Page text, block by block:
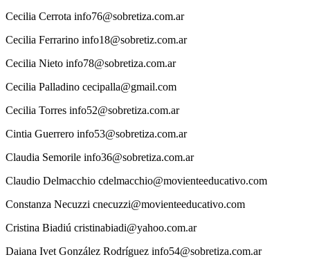
Cecilia Cerrota info76@sobretiza.com.ar
Cecilia Ferrarino info18@sobretiz.com.ar
Cecilia Nieto info78@sobretiza.com.ar
Cecilia Palladino cecipalla@gmail.com
Cecilia Torres info52@sobretiza.com.ar
Cintia Guerrero info53@sobretiza.com.ar
Claudia Semorile info36@sobretiza.com.ar
Claudio Delmacchio cdelmacchio@movienteeducativo.com
Constanza Necuzzi cnecuzzi@movienteeducativo.com
Cristina Biadiú cristinabiadi@yahoo.com.ar
Daiana Ivet González Rodríguez info54@sobretiza.com.ar